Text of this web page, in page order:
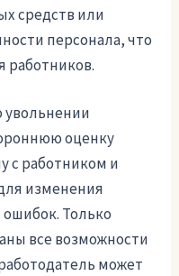
средств или
персонала, что
работников.
оценку
с работником и
изменения
Только
все возможности
может